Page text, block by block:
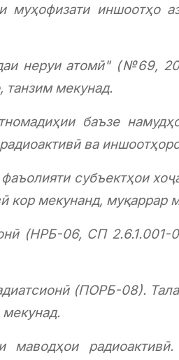
муҳофизати иншоотҳо
неруи атомӣ" (№69,
танзим мекунад.
баъзе
ва
субъектҳои
кор мекунанд, муқаррар
(НРБ-06, СП
(ПОРБ-08).
маводҳои